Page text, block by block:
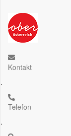
Kontakt
.
Telefon
.